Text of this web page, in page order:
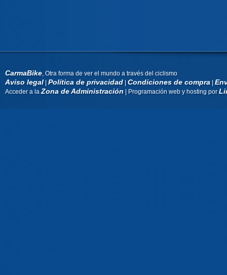
CarmaBike, Otra forma de ver el mundo a través del ciclismo
Aviso legal|Política de privacidad|Condiciones de compra|
Acceder a laZona de Administración| Programación web y hosting por